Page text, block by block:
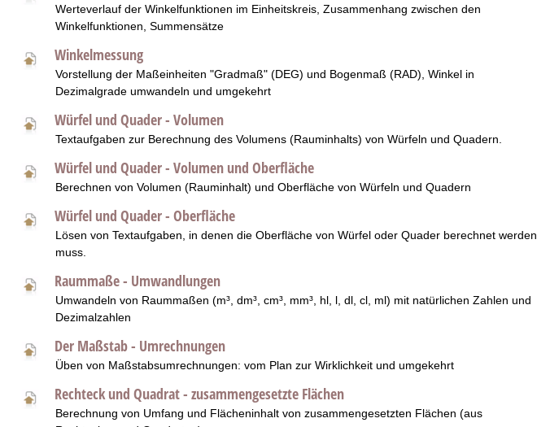
Werteverlauf der Winkelfunktionen im Einheitskreis, Zusammenhang zwischen den
Winkelfunktionen, Summensätze
Winkelmessung
Vorstellung der Maßeinheiten "Gradmaß" (DEG) und Bogenmaß (RAD), Winkel in
Dezimalgrade umwandeln und umgekehrt
Würfel und Quader - Volumen
Textaufgaben zur Berechnung des Volumens (Rauminhalts) von Würfeln und Quadern.
Würfel und Quader - Volumen und Oberfläche
Berechnen von Volumen (Rauminhalt) und Oberfläche von Würfeln und Quadern
Würfel und Quader - Oberfläche
Lösen von Textaufgaben, in denen die Oberfläche von Würfel oder Quader berechnet werden
muss.
Raummaße - Umwandlungen
Umwandeln von Raummaßen (m³, dm³, cm³, mm³, hl, l, dl, cl, ml) mit natürlichen Zahlen und
Dezimalzahlen
Der Maßstab - Umrechnungen
Üben von Maßstabsumrechnungen: vom Plan zur Wirklichkeit und umgekehrt
Rechteck und Quadrat - zusammengesetzte Flächen
Berechnung von Umfang und Flächeninhalt von zusammengesetzten Flächen (aus